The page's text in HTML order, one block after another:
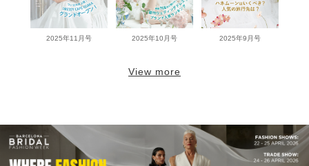
2025年11月号 2025年10月号 2025年9月号
View more